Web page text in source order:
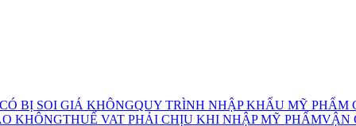
BỊ SOI GIÁ KHÔNGQUY TRÌNH NHẬP KHẨU MỸ PHẨM
KHÔNGTHUẾ VAT PHẢI CHỊU KHI NHẬP MỸ PHẨMVẬN